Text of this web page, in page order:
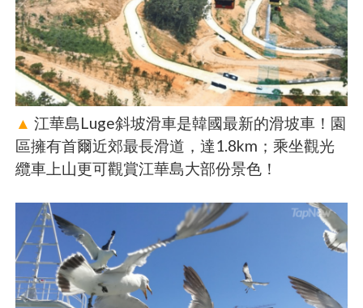
▲ 江華島Luge斜坡滑車是韓國最新的滑坡車！園
區擁有首爾近郊最長滑道，達1.8km；乘坐觀光
纜車上山更可觀賞江華島大部份景色！